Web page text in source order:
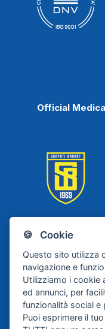
🍪 Cookie
Questo sito utilizza
navigazione e
Utilizziamo i cookie
ed annunci, per
funzionalità social e
Puoi esprimere il
Official
Scafati Basket